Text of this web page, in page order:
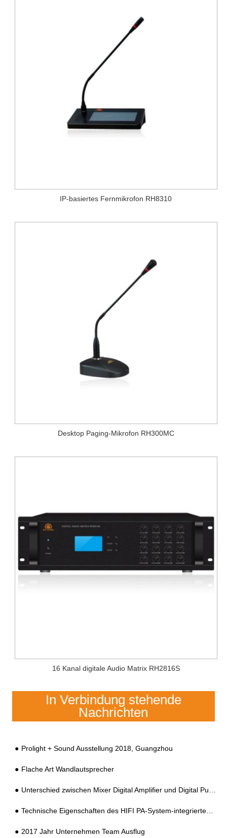
IP-basiertes Fernmikrofon RH8310
Desktop Paging-Mikrofon RH300MC
16 Kanal digitale Audio Matrix RH2816S
In Verbindung stehende
Nachrichten
Prolight + Sound Ausstellung 2018, Guangzhou
Flache Art Wandlautsprecher
Unterschied zwischen Mixer Digital Amplifier und Digital Public Address Amplifier
Technische Eigenschaften des HIFI PA-System-integrierten Verstärkers
2017 Jahr Unternehmen Team Ausflug